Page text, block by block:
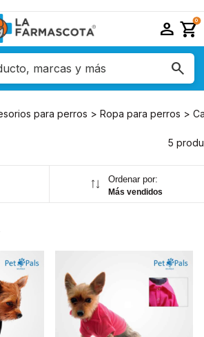
person shopping_cart
0
para perros > Ropa para perros >
5
Ordenar por:
Más vendidos